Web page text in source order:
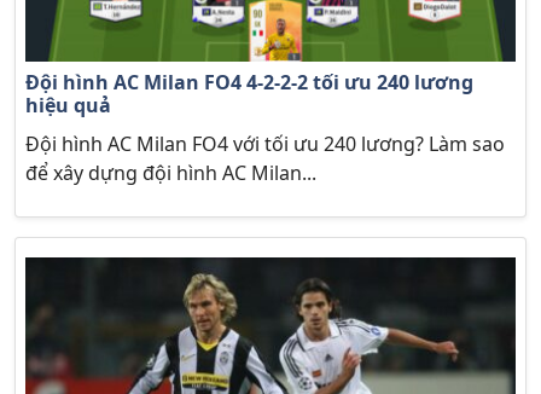
Đội hình AC Milan FO4 4-2-2-2 tối ưu 240 lương
hiệu quả
Đội hình AC Milan FO4 với tối ưu 240 lương? Làm sao
để xây dựng đội hình AC Milan...